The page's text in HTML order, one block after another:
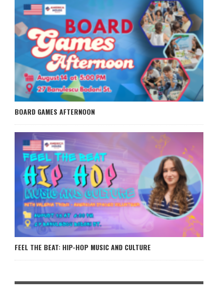
BOARD GAMES AFTERNOON
FEEL THE BEAT: HIP-HOP MUSIC AND CULTURE